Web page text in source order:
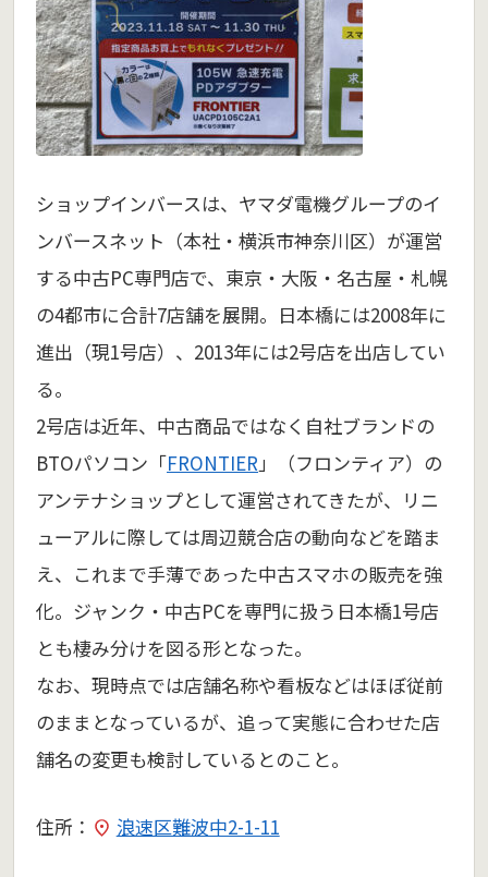
ショップインバースは、ヤマダ電機グループのイ
ンバースネット（本社・横浜市神奈川区）が運営
する中古PC専門店で、東京・大阪・名古屋・札幌
の4都市に合計7店舗を展開。日本橋には2008年に
進出（現1号店）、2013年には2号店を出店してい
る。
2号店は近年、中古商品ではなく自社ブランドの
BTOパソコン「FRONTIER」（フロンティア）の
アンテナショップとして運営されてきたが、リニ
ューアルに際しては周辺競合店の動向などを踏ま
え、これまで手薄であった中古スマホの販売を強
化。ジャンク・中古PCを専門に扱う日本橋1号店
とも棲み分けを図る形となった。
なお、現時点では店舗名称や看板などはほぼ従前
のままとなっているが、追って実態に合わせた店
舗名の変更も検討しているとのこと。
住所： 浪速区難波中2-1-11